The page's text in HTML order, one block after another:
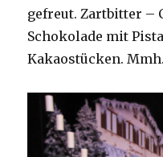
gefreut. Zartbitter –
Schokolade mit
Kakaostücken. Mmh.